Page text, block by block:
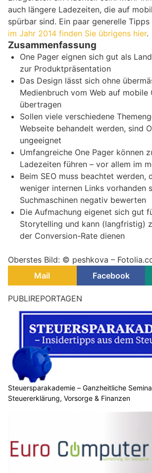
auch längere Ladezeiten, die auf
spürbar sind. Ein paar generelle Tipps
im Jahr 2014 finden Sie übrigens hier.
Zusammenfassung
One Pager eignen sich gut als
zur Produktpräsentation
Das Design lässt sich ohne
Medienbruch vom Web auf mobile
übertragen
Sollen viele verschiedene
Webseite behandelt werden, sind
ungeeignet
Umfangreiche One Pager können
Ladezeiten führen – vor allem im
Beim SEO muss beachtet werden,
weniger internen Links vorhanden
Suchmaschinen negativ bewerten
Die Aufmachung eigenet sich gut
Storytelling und kann (langfristig)
der Conversion-Rate dienen
Oberstes Bild: © peshkova –
Mail
Facebook
PUBLIREPORTAGEN
Steuersparakademie – Ganzheitliche
Steuererklärung, Vorsorge & Finanzen